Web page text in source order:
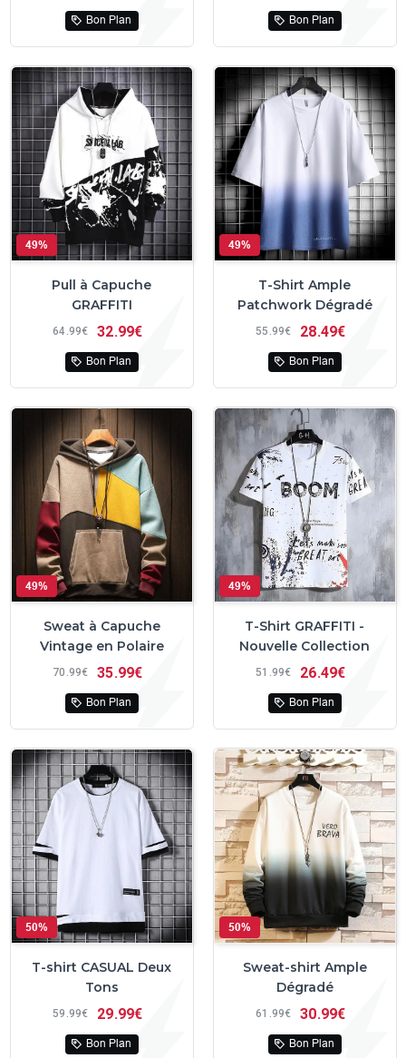
Bon Plan Bon Plan
49%
Pull à Capuche
GRAFFITI
64 99€ 32 99€
Bon Plan
49%
T-Shirt Ample
Patchwork Dégradé
55 99€ 28 49€
Bon Plan
49%
Sweat à Capuche
Vintage en Polaire
70 99€ 35 99€
Bon Plan
49%
T-Shirt GRAFFITI -
Nouvelle Collection
51 99€ 26 49€
Bon Plan
50%
T-shirt CASUAL Deux
Tons
59 99€ 29 99€
Bon Plan
50%
Sweat-shirt Ample
Dégradé
61 99€ 30 99€
Bon Plan